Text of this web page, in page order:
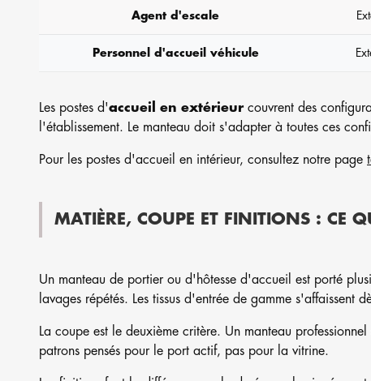
Agent d'escale
Personnel d'accueil véhicule
Les postes d'accueil en extérieurcouvrent des
l'établissement. Le manteau doit s'adapter à toutes ces
Pour les postes d'accueil en intérieur, consultez notre page
MATIÈRE, COUPE ET FINITIONS : CE
Un manteau de portier ou d'hôtesse d'accueil est porté
lavages répétés. Les tissus d'entrée de gamme s'affaissent
La coupe est le deuxième critère. Un manteau
patrons pensés pour le port actif, pas pour la vitrine.